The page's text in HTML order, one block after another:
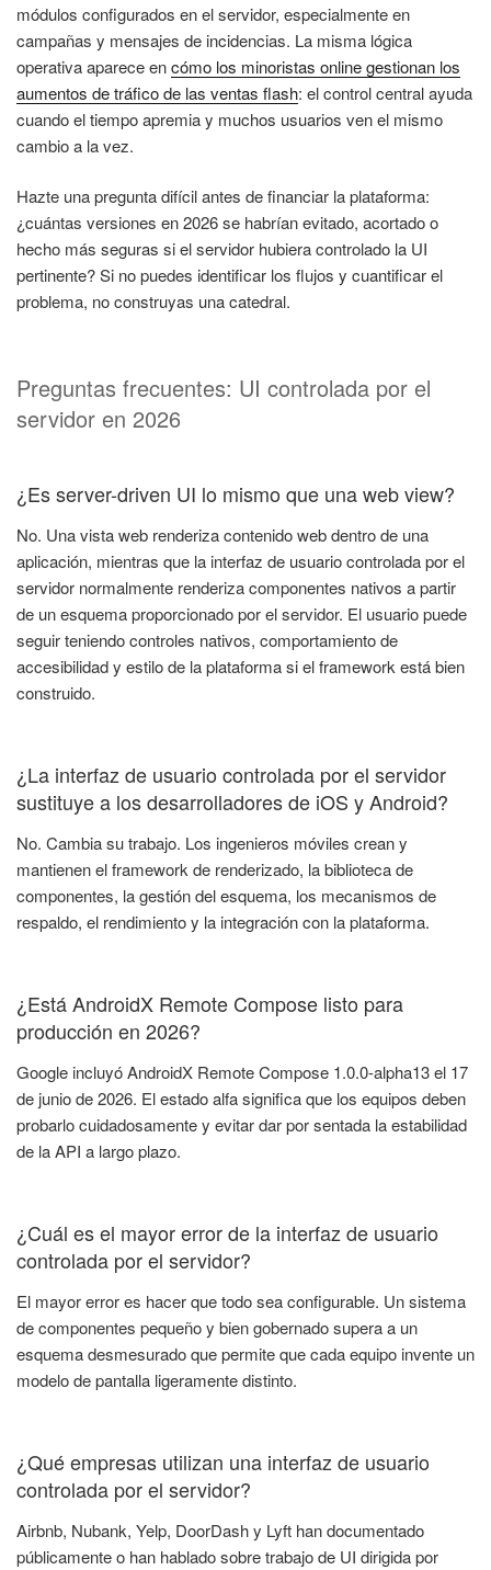
módulos configurados en el servidor, especialmente en
campañas y mensajes de incidencias. La misma lógica
operativa aparece encómo los minoristas online gestionan los
aumentos de tráfico de las ventas flash: el control central ayuda
cuando el tiempo apremia y muchos usuarios ven el mismo
cambio a la vez.
Hazte una pregunta difícil antes de financiar la plataforma:
¿cuántas versiones en 2026 se habrían evitado, acortado o
hecho más seguras si el servidor hubiera controlado la UI
pertinente? Si no puedes identificar los flujos y cuantificar el
problema, no construyas una catedral.
Preguntas frecuentes: UI controlada por el
servidor en 2026
¿Es server-driven UI lo mismo que una web view?
No. Una vista web renderiza contenido web dentro de una
aplicación, mientras que la interfaz de usuario controlada por el
servidor normalmente renderiza componentes nativos a partir
de un esquema proporcionado por el servidor. El usuario puede
seguir teniendo controles nativos, comportamiento de
accesibilidad y estilo de la plataforma si el framework está bien
construido.
¿La interfaz de usuario controlada por el servidor
sustituye a los desarrolladores de iOS y Android?
No. Cambia su trabajo. Los ingenieros móviles crean y
mantienen el framework de renderizado, la biblioteca de
componentes, la gestión del esquema, los mecanismos de
respaldo, el rendimiento y la integración con la plataforma.
¿Está AndroidX Remote Compose listo para
producción en 2026?
Google incluyó AndroidX Remote Compose 1.0.0-alpha13 el 17
de junio de 2026. El estado alfa significa que los equipos deben
probarlo cuidadosamente y evitar dar por sentada la estabilidad
de la API a largo plazo.
¿Cuál es el mayor error de la interfaz de usuario
controlada por el servidor?
El mayor error es hacer que todo sea configurable. Un sistema
de componentes pequeño y bien gobernado supera a un
esquema desmesurado que permite que cada equipo invente un
modelo de pantalla ligeramente distinto.
¿Qué empresas utilizan una interfaz de usuario
controlada por el servidor?
Airbnb, Nubank, Yelp, DoorDash y Lyft han documentado
públicamente o han hablado sobre trabajo de UI dirigida por